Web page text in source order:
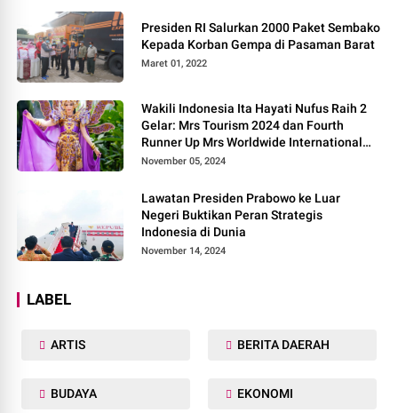
Presiden RI Salurkan 2000 Paket Sembako
Kepada Korban Gempa di Pasaman Barat
Maret 01, 2022
Wakili Indonesia Ita Hayati Nufus Raih 2
Gelar: Mrs Tourism 2024 dan Fourth
Runner Up Mrs Worldwide International
2024, di Pemilihan Mrs Worldwide 2024
November 05, 2024
Lawatan Presiden Prabowo ke Luar
Negeri Buktikan Peran Strategis
Indonesia di Dunia
November 14, 2024
LABEL
ARTIS BERITA DAERAH
BUDAYA EKONOMI